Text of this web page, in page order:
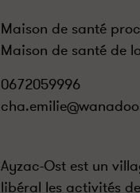
Maison de santé
Maison de santé de
0672059996
Ayzac-Ost est un
libéral les activités